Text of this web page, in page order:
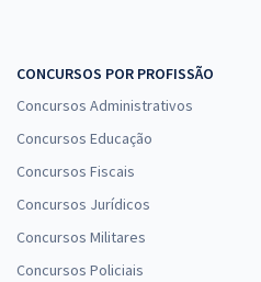
CONCURSOS POR PROFISSÃO
Concursos Administrativos
Concursos Educação
Concursos Fiscais
Concursos Jurídicos
Concursos Militares
Concursos Policiais